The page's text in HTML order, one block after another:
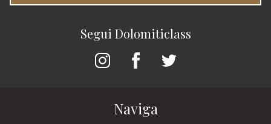
Segui Dolomiticlass
Naviga